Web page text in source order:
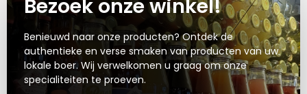
Bezoek onze winkel!
Benieuwd naar onze producten? Ontdek de
authentieke en verse smaken van producten van uw
lokale boer. Wij verwelkomen u graag om onze
specialiteiten te proeven.